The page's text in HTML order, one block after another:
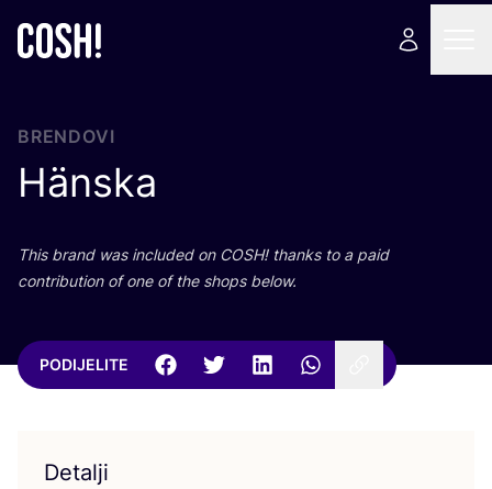
BRENDOVI
Hänska
This brand was inclu­ded on COSH! than­ks to a paid
con­tri­bu­ti­on of one of the shops below.
PODIJELITE
Detalji